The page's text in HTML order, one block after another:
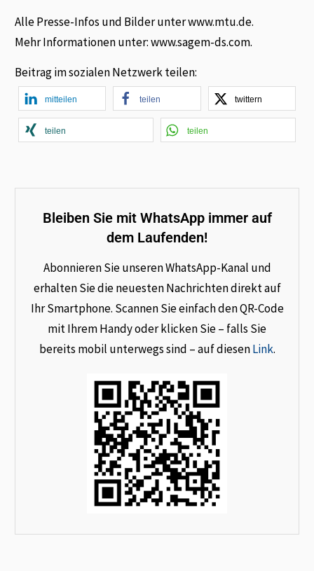
Alle Presse-Infos und Bilder unter www.mtu.de.
Mehr Informationen unter: www.sagem-ds.com.
Beitrag im sozialen Netzwerk teilen:
mitteilen teilen twittern
teilen teilen
Bleiben Sie mit WhatsApp immer auf
dem Laufenden!
Abonnieren Sie unseren WhatsApp-Kanal und
erhalten Sie die neuesten Nachrichten direkt auf
Ihr Smartphone. Scannen Sie einfach den QR-Code
mit Ihrem Handy oder klicken Sie – falls Sie
bereits mobil unterwegs sind – auf diesenLink.